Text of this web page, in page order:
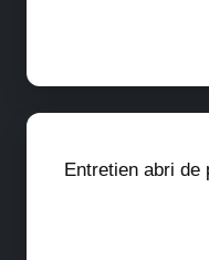
Entretien abri de